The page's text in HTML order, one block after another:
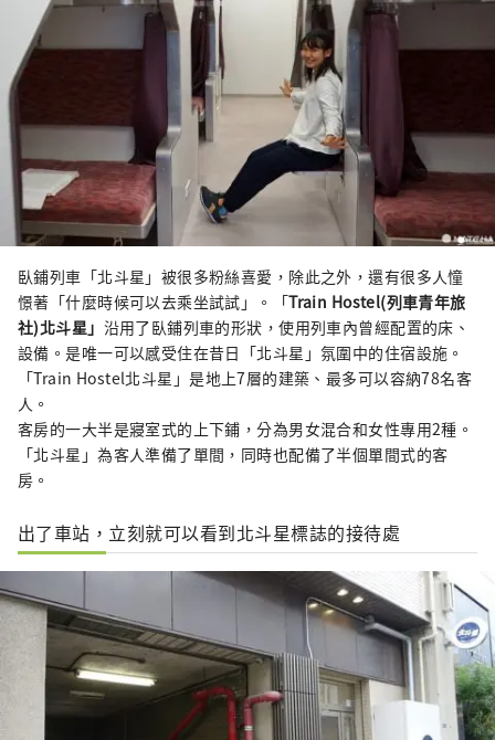
臥鋪列車「北斗星」被很多粉絲喜愛，除此之外，還有很多人憧
憬著「什麼時候可以去乘坐試試」。「Train Hostel(列車青年旅
社)北斗星」 沿用了臥鋪列車的形狀，使用列車內曾經配置的床、
設備。是唯一可以感受住在昔日「北斗星」氛圍中的住宿設施。
「Train Hostel北斗星」是地上7層的建築、最多可以容納78名客
人。
客房的一大半是寢室式的上下鋪，分為男女混合和女性專用2種。
「北斗星」為客人準備了單間，同時也配備了半個單間式的客
房。
出了車站，立刻就可以看到北斗星標誌的接待處